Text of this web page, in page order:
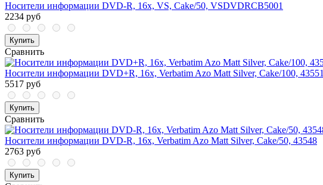
Носители информации DVD-R, 16x, VS, Cake/50, VSDVDRCB5001
2234 руб
Купить
Сравнить
Носители информации DVD+R, 16x, Verbatim Azo Matt Silver, Cake/100, 43551
5517 руб
Купить
Сравнить
Носители информации DVD-R, 16x, Verbatim Azo Matt Silver, Cake/50, 43548
2763 руб
Купить